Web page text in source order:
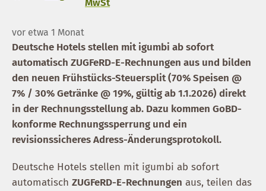
MwSt
vor etwa 1 Monat
Deutsche Hotels stellen mit igumbi ab sofort
automatisch ZUGFeRD-E-Rechnungen aus und bilden
den neuen Frühstücks-Steuersplit (70% Speisen @
7% / 30% Getränke @ 19%, gültig ab 1.1.2026) direkt
in der Rechnungsstellung ab. Dazu kommen GoBD-
konforme Rechnungssperrung und ein
revisionssicheres Adress-Änderungsprotokoll.
Deutsche Hotels stellen mit igumbi ab sofort
automatisch ZUGFeRD-E-Rechnungen aus, teilen das